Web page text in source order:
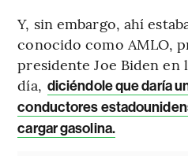
Y, sin embargo, ahí
conocido como AMLO,
presidente Joe Biden en
día, diciéndole que daría
conductores
cargar gasolina.